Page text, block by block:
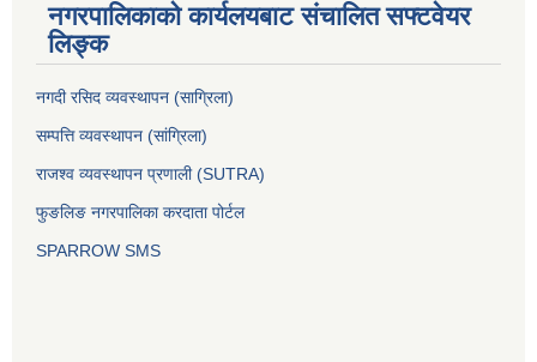
नगरपालिकाको कार्यलयबाट संचालित सफ्टवेयर
लिङ्क
नगदी रसिद व्यवस्थापन (साग्रिला)
सम्पत्ति व्यवस्थापन (सांग्रिला)
राजश्व व्यवस्थापन प्रणाली (SUTRA)
फुङलिङ नगरपालिका करदाता पोर्टल
SPARROW SMS